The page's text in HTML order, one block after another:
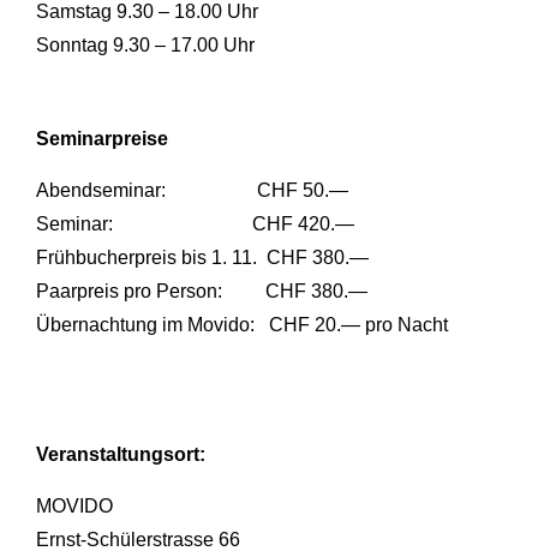
Samstag 9.30 – 18.00 Uhr
Sonntag 9.30 – 17.00 Uhr
Seminarpreise
Abendseminar: CHF 50.—
Seminar: CHF 420.—
Frühbucherpreis bis 1. 11. CHF 380.—
Paarpreis pro Person: CHF 380.—
Übernachtung im Movido: CHF 20.— pro Nacht
Veranstaltungsort:
MOVIDO
Ernst-Schülerstrasse 66